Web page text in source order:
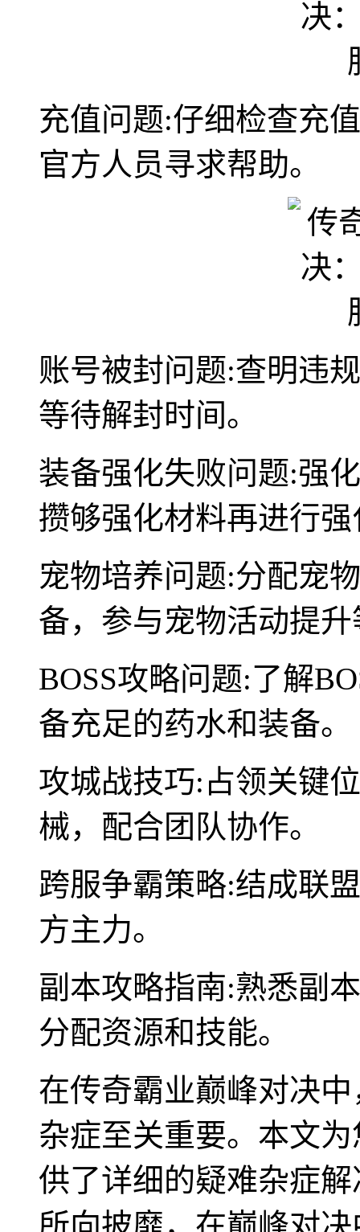
充值问题:仔细检查充
官方人员寻求帮助。
账号被封问题:查明违
等待解封时间。
装备强化失败问题:强
攒够强化材料再进行强
宠物培养问题:分配宠
备，参与宠物活动提
BOSS攻略问题:了解
备充足的药水和装备。
攻城战技巧:占领关键
械，配合团队协作。
跨服争霸策略:结成联
方主力。
副本攻略指南:熟悉副
分配资源和技能。
在传奇霸业巅峰对决
杂症至关重要。本文
供了详细的疑难杂症
所向披靡，在巅峰对